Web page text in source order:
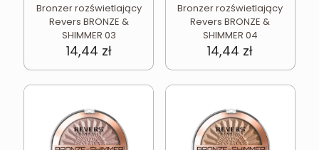
Bronzer rozświetlający
Revers BRONZE &
SHIMMER 03
14,44 zł
Bronzer rozświetlający
Revers BRONZE &
SHIMMER 04
14,44 zł